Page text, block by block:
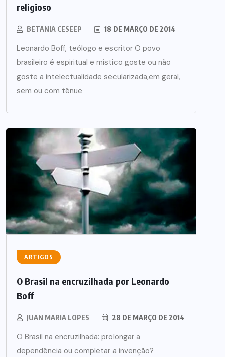
religioso
BETANIA CESEEP 18 DE MARÇO DE 2014
Leonardo Boff, teólogo e escritor O povo
brasileiro é espiritual e místico goste ou não
goste a intelectualidade secularizada,em geral,
sem ou com tênue
ARTIGOS
O Brasil na encruzilhada por Leonardo
Boff
JUAN MARIA LOPES 28 DE MARÇO DE 2014
O Brasil na encruzilhada: prolongar a
dependência ou completar a invenção?